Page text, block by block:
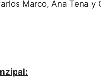
Marco, Ana Tena y